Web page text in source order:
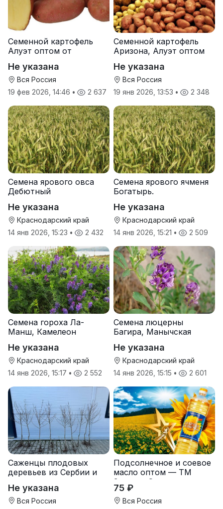
Семенной картофель
Алуэт оптом от
Не указана
Вся Россия
19 фев 2026, 14:46 • 2 637
Семенной картофель
Аризона, Алуэт оптом
Не указана
Вся Россия
19 янв 2026, 13:53 • 2 348
Семена ярового овса
Дебютный
Не указана
Краснодарский край
14 янв 2026, 15:23 • 2 432
Семена ярового ячменя
Богатырь.
Не указана
Краснодарский край
14 янв 2026, 15:21 • 2 509
Семена гороха Ла-
Манш, Камелеон
Не указана
Краснодарский край
14 янв 2026, 15:17 • 2 552
Семена люцерны
Багира, Манычская
Не указана
Краснодарский край
14 янв 2026, 15:15 • 2 601
Саженцы плодовых
деревьев из Сербии и
Не указана
Вся Россия
Подсолнечное и соевое
масло оптом — ТМ
Золотая Семечка
75 ₽
Вся Россия